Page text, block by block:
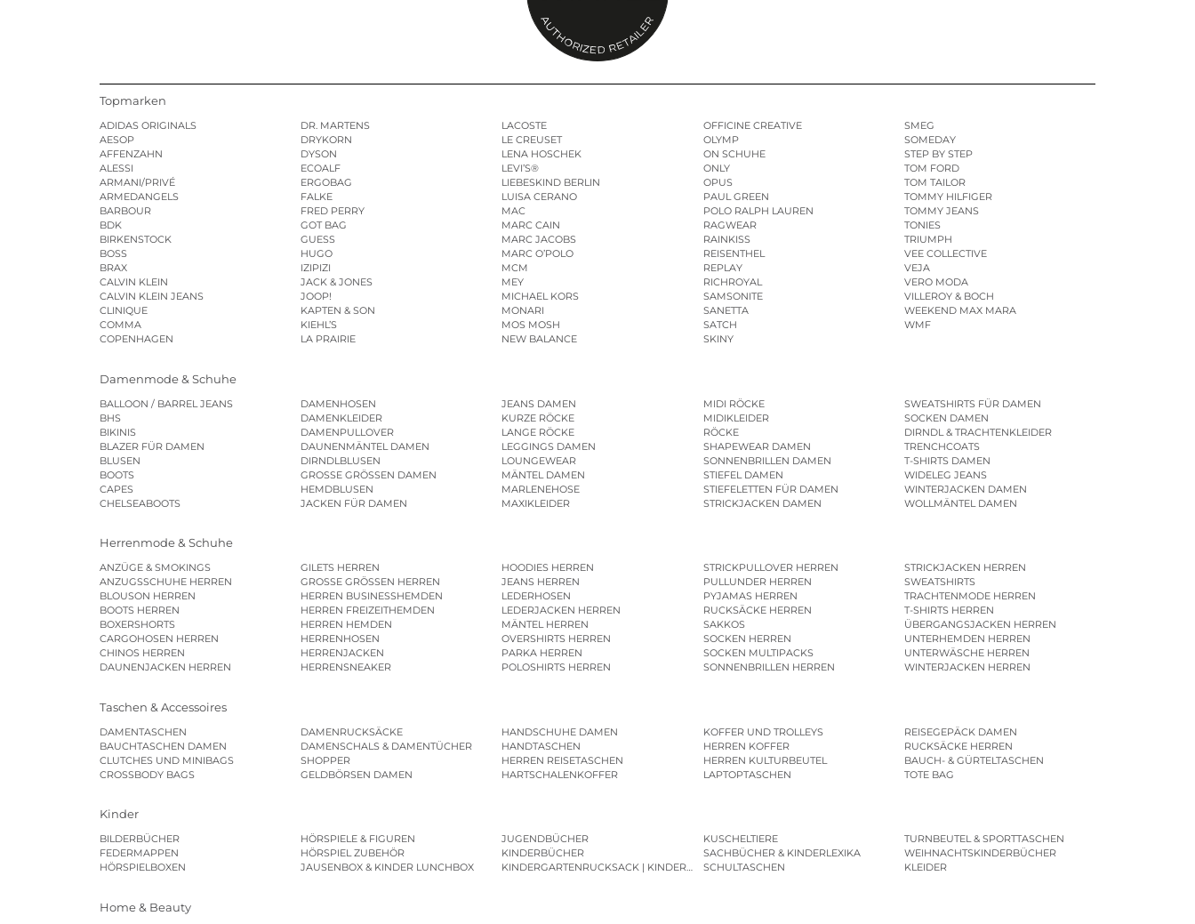
Topmarken
ADIDAS ORIGINALS
AESOP
AFFENZAHN
ALESSI
ARMANI/PRIVÉ
ARMEDANGELS
BARBOUR
BDK
BIRKENSTOCK
BOSS
BRAX
CALVIN KLEIN
CALVIN KLEIN JEANS
CLINIQUE
COMMA
COPENHAGEN
DR. MARTENS
DRYKORN
DYSON
ECOALF
ERGOBAG
FALKE
FRED PERRY
GOT BAG
GUESS
HUGO
IZIPIZI
JACK & JONES
JOOP!
KAPTEN & SON
KIEHL’S
LA PRAIRIE
LACOSTE
LE CREUSET
LENA HOSCHEK
LEVI’S®
LIEBESKIND BERLIN
LUISA CERANO
MAC
MARC CAIN
MARC JACOBS
MARC O’POLO
MCM
MEY
MICHAEL KORS
MONARI
MOS MOSH
NEW BALANCE
OFFICINE CREATIVE
OLYMP
ON SCHUHE
ONLY
OPUS
PAUL GREEN
POLO RALPH LAUREN
RAGWEAR
RAINKISS
REISENTHEL
REPLAY
RICHROYAL
SAMSONITE
SANETTA
SATCH
SKINY
SMEG
SOMEDAY
STEP BY STEP
TOM FORD
TOM TAILOR
TOMMY HILFIGER
TOMMY JEANS
TONIES
TRIUMPH
VEE COLLECTIVE
VEJA
VERO MODA
VILLEROY & BOCH
WEEKEND MAX MARA
WMF
Damenmode & Schuhe
BALLOON / BARREL JEANS
BHS
BIKINIS
BLAZER FÜR DAMEN
BLUSEN
BOOTS
CAPES
CHELSEABOOTS
DAMENHOSEN
DAMENKLEIDER
DAMENPULLOVER
DAUNENMÄNTEL DAMEN
DIRNDLBLUSEN
GROSSE GRÖSSEN DAMEN
HEMDBLUSEN
JACKEN FÜR DAMEN
JEANS DAMEN
KURZE RÖCKE
LANGE RÖCKE
LEGGINGS DAMEN
LOUNGEWEAR
MÄNTEL DAMEN
MARLENEHOSE
MAXIKLEIDER
MIDI RÖCKE
MIDIKLEIDER
RÖCKE
SHAPEWEAR DAMEN
SONNENBRILLEN DAMEN
STIEFEL DAMEN
STIEFELETTEN FÜR DAMEN
STRICKJACKEN DAMEN
SWEATSHIRTS FÜR DAMEN
SOCKEN DAMEN
DIRNDL & TRACHTENKLEIDER
TRENCHCOATS
T-SHIRTS DAMEN
WIDELEG JEANS
WINTERJACKEN DAMEN
WOLLMÄNTEL DAMEN
Herrenmode & Schuhe
ANZÜGE & SMOKINGS
ANZUGSSCHUHE HERREN
BLOUSON HERREN
BOOTS HERREN
BOXERSHORTS
CARGOHOSEN HERREN
CHINOS HERREN
DAUNENJACKEN HERREN
GILETS HERREN
GROSSE GRÖSSEN HERREN
HERREN BUSINESSHEMDEN
HERREN FREIZEITHEMDEN
HERREN HEMDEN
HERRENHOSEN
HERRENJACKEN
HERRENSNEAKER
HOODIES HERREN
JEANS HERREN
LEDERHOSEN
LEDERJACKEN HERREN
MÄNTEL HERREN
OVERSHIRTS HERREN
PARKA HERREN
POLOSHIRTS HERREN
STRICKPULLOVER HERREN
PULLUNDER HERREN
PYJAMAS HERREN
RUCKSÄCKE HERREN
SAKKOS
SOCKEN HERREN
SOCKEN MULTIPACKS
SONNENBRILLEN HERREN
STRICKJACKEN HERREN
SWEATSHIRTS
TRACHTENMODE HERREN
T-SHIRTS HERREN
ÜBERGANGSJACKEN HERREN
UNTERHEMDEN HERREN
UNTERWÄSCHE HERREN
WINTERJACKEN HERREN
Taschen & Accessoires
DAMENTASCHEN
BAUCHTASCHEN DAMEN
CLUTCHES UND MINIBAGS
CROSSBODY BAGS
DAMENRUCKSÄCKE
DAMENSCHALS & DAMENTÜCHER
SHOPPER
GELDBÖRSEN DAMEN
HANDSCHUHE DAMEN
HANDTASCHEN
HERREN REISETASCHEN
HARTSCHALENKOFFER
KOFFER UND TROLLEYS
HERREN KOFFER
HERREN KULTURBEUTEL
LAPTOPTASCHEN
REISEGEPÄCK DAMEN
RUCKSÄCKE HERREN
BAUCH- & GÜRTELTASCHEN
TOTE BAG
Kinder
BILDERBÜCHER
FEDERMAPPEN
HÖRSPIELBOXEN
HÖRSPIELE & FIGUREN
HÖRSPIEL ZUBEHÖR
JAUSENBOX & KINDER LUNCHBOX
JUGENDBÜCHER
KINDERBÜCHER
KINDERGARTENRUCKSACK | KINDERGARTENBEUTEL
KUSCHELTIERE
SACHBÜCHER & KINDERLEXIKA
SCHULTASCHEN
TURNBEUTEL & SPORTTASCHEN
WEIHNACHTSKINDERBÜCHER
KLEIDER
Home & Beauty